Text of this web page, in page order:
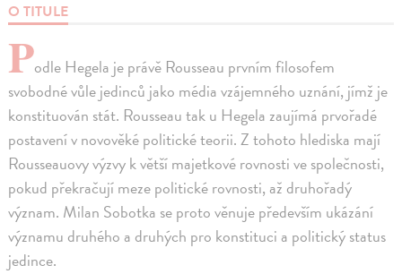
O TITULE
Podle Hegela je právě Rousseau prvním filosofem
svobodné vůle jedinců jako média vzájemného uznání, jímž je
konstituován stát. Rousseau tak u Hegela zaujímá prvořadé
postavení v novověké politické teorii. Z tohoto hlediska mají
Rousseauovy výzvy k větší majetkové rovnosti ve společnosti,
pokud překračují meze politické rovnosti, až druhořadý
význam. Milan Sobotka se proto věnuje především ukázání
významu druhého a druhých pro konstituci a politický status
jedince.